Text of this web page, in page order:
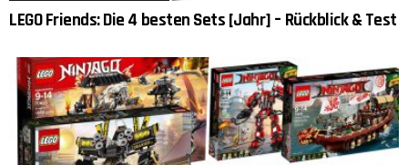
LEGO Friends: Die 4 besten Sets [Jahr] – Rückblick & Test